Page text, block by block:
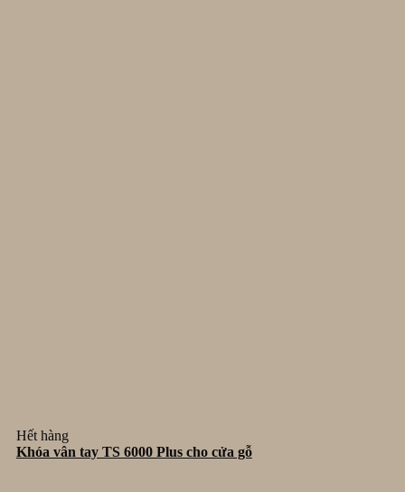
Hết hàng
Khóa vân tay TS 6000 Plus cho cửa gỗ